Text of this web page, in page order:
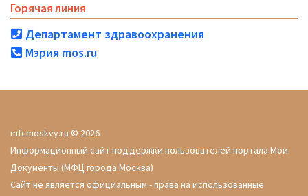
Горячая линия
Департамент здравоохранения
Мэрия mos.ru
mfcmoskvy.ru © 2026
Информационный сайт поддержки пользователей портала Мои
Документы (МФЦ города Москва)
Сайт не является официальным - права на использованные